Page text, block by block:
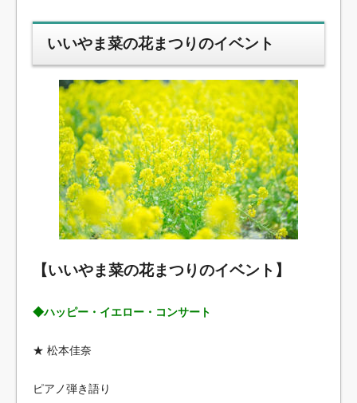
いいやま菜の花まつりのイベント
【いいやま菜の花まつりのイベント】
◆ハッピー・イエロー・コンサート
★ 松本佳奈
ピアノ弾き語り